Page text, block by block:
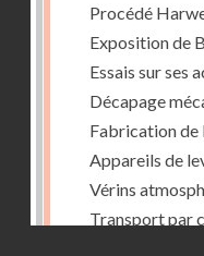
Procédé
Exposition de
Essais sur ses
Décapage
Fabrication de
Appareils de
Vérins
Transport par